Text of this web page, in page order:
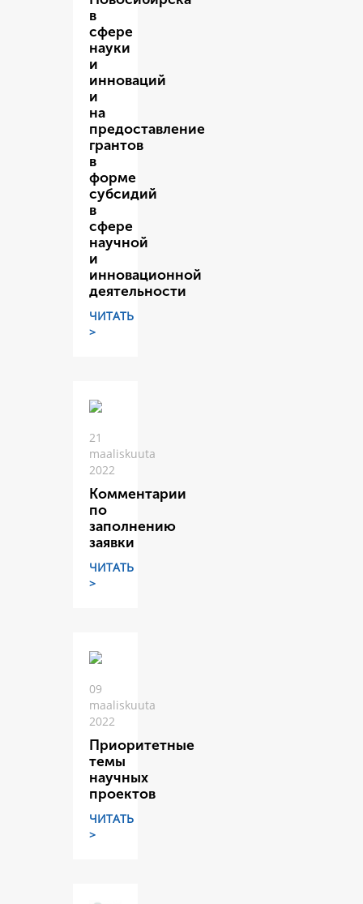
в
сфере
науки
и
инноваций
и
на
предоставление
грантов
в
форме
субсидий
в
сфере
научной
и
инновационной
деятельности
ЧИТАТЬ
>
21
maaliskuuta
2022
Комментарии
по
заполнению
заявки
ЧИТАТЬ
>
09
maaliskuuta
2022
Приоритетные
темы
научных
проектов
ЧИТАТЬ
>